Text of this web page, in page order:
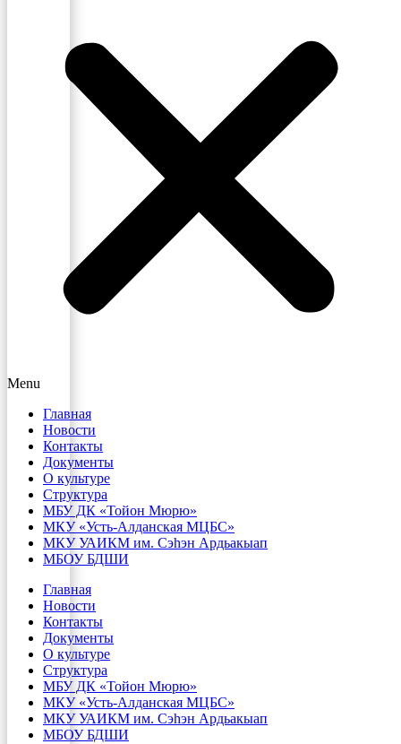
Menu
Главная
Новости
Контакты
Документы
О культуре
Структура
МБУ ДК «Тойон Мюрю»
МКУ «Усть-Алданская МЦБС»
МКУ УАИКМ им. Сэһэн Ардьакыап
МБОУ БДШИ
Главная
Новости
Контакты
Документы
О культуре
Структура
МБУ ДК «Тойон Мюрю»
МКУ «Усть-Алданская МЦБС»
МКУ УАИКМ им. Сэһэн Ардьакыап
МБОУ БДШИ